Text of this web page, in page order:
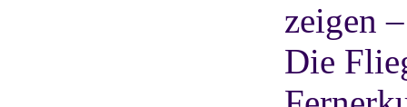
zeigen
Die